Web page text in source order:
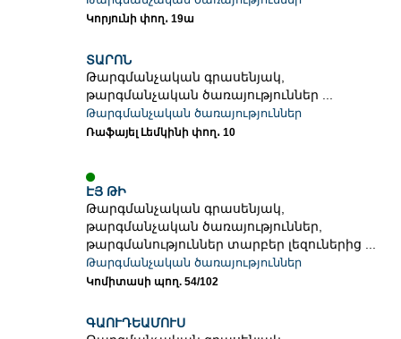
Կորյունի փող․ 19ա
ՏԱՐՈՆ
Թարգմանչական գրասենյակ,
թարգմանչական ծառայություններ ...
Թարգմանչական ծառայություններ
Ռաֆայել Լեմկինի փող․ 10
ԷՅ ԹԻ
Թարգմանչական գրասենյակ,
թարգմանչական ծառայություններ,
թարգմանություններ տարբեր լեզուներից ...
Թարգմանչական ծառայություններ
Կոմիտասի պող. 54/102
ԳԱՈՒԴԵԱՄՈՒՍ